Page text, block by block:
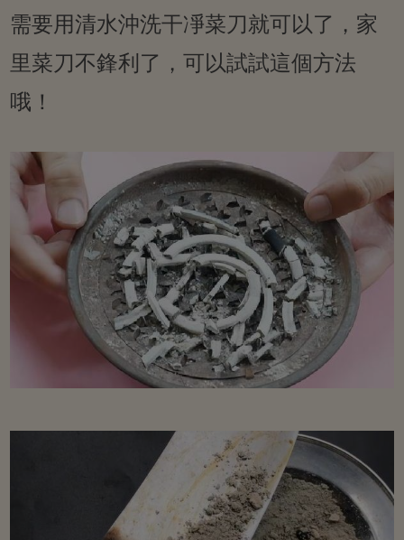
需要用清水沖洗干凈菜刀就可以了，家
里菜刀不鋒利了，可以試試這個方法
哦！